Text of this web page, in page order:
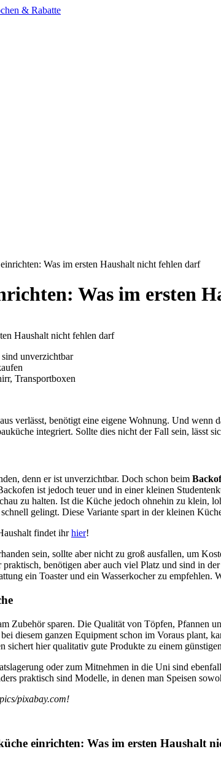
Was im ersten Haushalt nicht fehlen darf
Was im ersten
unverzichtbar
Transportboxen
verlässt, benötigt eine eigene Wohnung. Und
integriert. Sollte dies nicht der Fall sein, lässt
denn er ist unverzichtbar. Doch schon beim
ist jedoch teuer und in einer kleinen
zu halten. Ist die Küche jedoch ohnehin zu klein,
gelingt. Diese Variante spart in der kleinen
findet ihrhier!
sein, sollte aber nicht zu groß ausfallen, um
praktisch, benötigen aber auch viel Platz und sind in
ein Toaster und ein Wasserkocher zu empfehlen.
Zubehör sparen. Die Qualität von Töpfen, Pfannen
diesem ganzen Equipment schon im Voraus plant,
sichert hier qualitativ gute Produkte zu einem
oder zum Mitnehmen in die Uni sind
praktisch sind Modelle, in denen man Speisen
pixabay.com!
einrichten: Was im ersten Haushalt